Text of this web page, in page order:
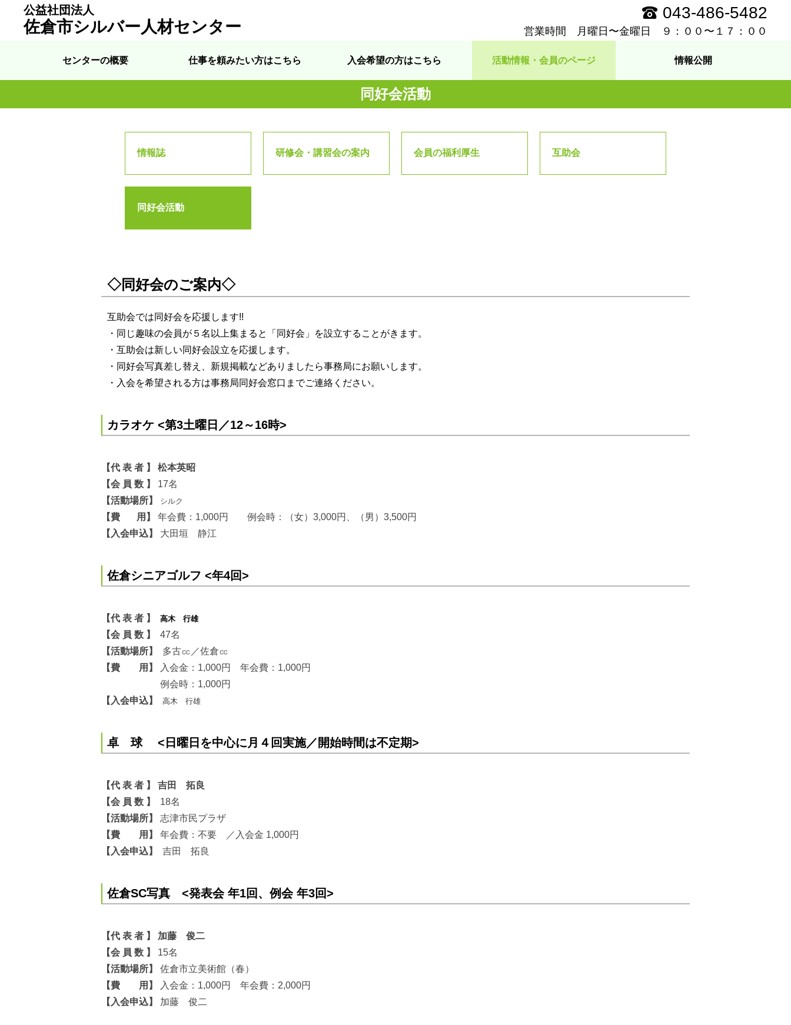
公益社団法人
佐倉市シルバー人材センター
043-486-5482
営業時間 月曜日〜金曜日 ９：００〜１７：００
センターの概要 仕事を頼みたい方はこちら 入会希望の方はこちら 活動情報・会員のページ 情報公開
同好会活動
情報誌 研修会・講習会の案内 会員の福利厚生 互助会
同好会活動
◇同好会のご案内◇
互助会では同好会を応援します!!
・同じ趣味の会員が５名以上集まると「同好会」を設立することがきます。
・互助会は新しい同好会設立を応援します。
・同好会写真差し替え、新規掲載などありましたら事務局にお願いします。
・入会を希望される方は事務局同好会窓口までご連絡ください。
カラオケ <第3土曜日／12～16時>
【代 表 者 】 松本英昭
【会 員 数 】 17名
【活動場所】
シルク
【費 用】
年会費：1,000円 例会時：（女）3,000円、（男）3,500円
【入会申込】
大田垣 静江
佐倉シニアゴルフ <年4回>
【代 表 者 】 高木 行雄
【会 員 数 】
47名
【活動場所】
多古㏄／佐倉㏄
【費 用】
入会金：1,000円 年会費：1,000円
例会時：1,000円
【入会申込】
高木 行雄
卓 球 <日曜日を中心に月４回実施／開始時間は不定期>
【代 表 者 】 吉田 拓良
【会 員 数 】 18名
【活動場所】 志津市民プラザ
【費 用】
年会費：不要 ／入会金 1,000円
【入会申込】
吉田 拓良
佐倉SC写真 <発表会 年1回、例会 年3回>
【代 表 者 】 加藤 俊二
【会 員 数 】 15名
【活動場所】 佐倉市立美術館（春）
【費 用】
入会金：1,000円 年会費：2,000円
【入会申込】
加藤 俊二